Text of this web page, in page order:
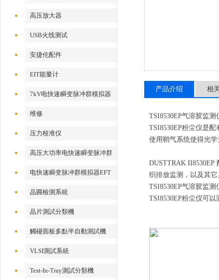
高压放大器
USB火线测试
安捷伦配件
EIT能量计
7kV电快速瞬变脉冲群模拟器
维修
压力校准仪
高压大功率电快速瞬变脉冲群
测试系统
电快速瞬变脉冲群模拟器EFT
500x
晶圓檢測系統
晶片測試分類機
觸碰面板多點半自動測試機
VLSI測試系統
Test-In-Tray測試分類機
产品介绍 相
TSI8530EP气溶胶监测
TSI8530EP粉尘仪是
使用鞘气系统使得光
DUSTTRAK II8530EP
织排放监测，以及其
TSI8530EP气溶胶监测
TSI8530EP粉尘仪可以